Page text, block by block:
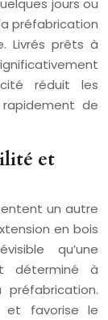
jours ou
préfabrication
Livrés prêts à
réduit les
de
et
un autre
en bois
qu’une
déterminé à
et favorise le